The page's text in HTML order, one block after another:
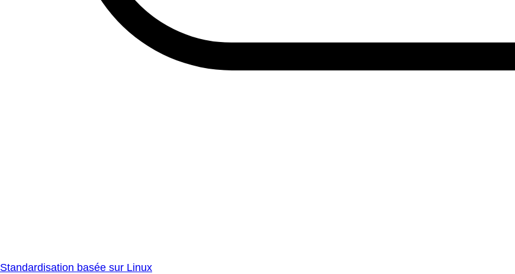
Standardisation basée sur Linux